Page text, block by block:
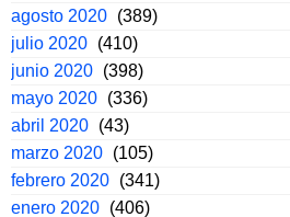
agosto 2020 (389)
julio 2020 (410)
junio 2020 (398)
mayo 2020 (336)
abril 2020 (43)
marzo 2020 (105)
febrero 2020 (341)
enero 2020 (406)